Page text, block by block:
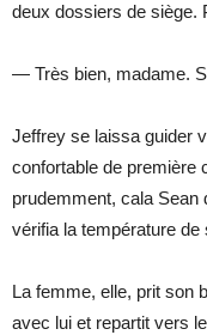
deux dossiers de siège.
— Très bien, madame.
Jeffrey se laissa guider
confortable de première
prudemment, cala Sean
vérifia la température
La femme, elle, prit son
avec lui et repartit vers